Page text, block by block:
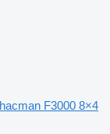
F3000 8×4